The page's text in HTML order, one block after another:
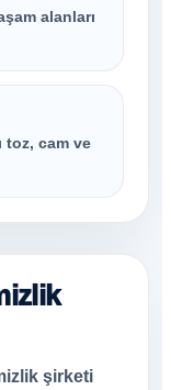
alanları
toz, cam ve
şirketi